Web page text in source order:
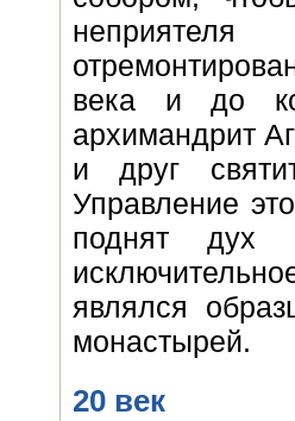
века и до
архимандрит
и друг
Управление
поднят дух
являлся
монастырей.
20 век